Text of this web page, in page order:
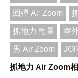
回彈 Air Zoom
抓地力 輕量 室
男 Air Zoom
抓地力 Air Zoom